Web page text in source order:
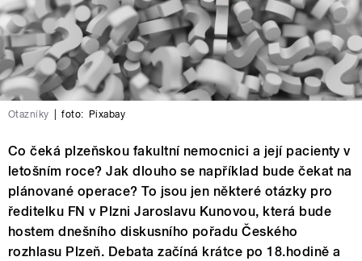
Otazníky foto: Pixabay
Co čeká plzeňskou fakultní nemocnici a její pacienty v
letošním roce? Jak dlouho se například bude čekat na
plánované operace? To jsou jen některé otázky pro
ředitelku FN v Plzni Jaroslavu Kunovou, která bude
hostem dnešního diskusního pořadu Českého
rozhlasu Plzeň. Debata začíná krátce po 18.hodině a